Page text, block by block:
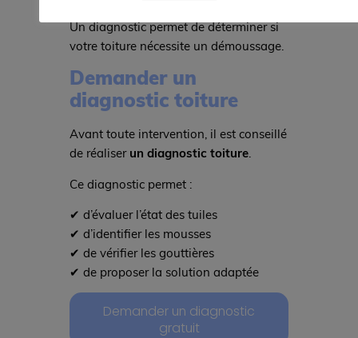
Un diagnostic permet de déterminer si
votre toiture nécessite un démoussage.
Demander un
diagnostic toiture
Avant toute intervention, il est conseillé
de réaliser un diagnostic toiture.
Ce diagnostic permet :
✔ d’évaluer l’état des tuiles
✔ d’identifier les mousses
✔ de vérifier les gouttières
✔ de proposer la solution adaptée
Demander un diagnostic
gratuit